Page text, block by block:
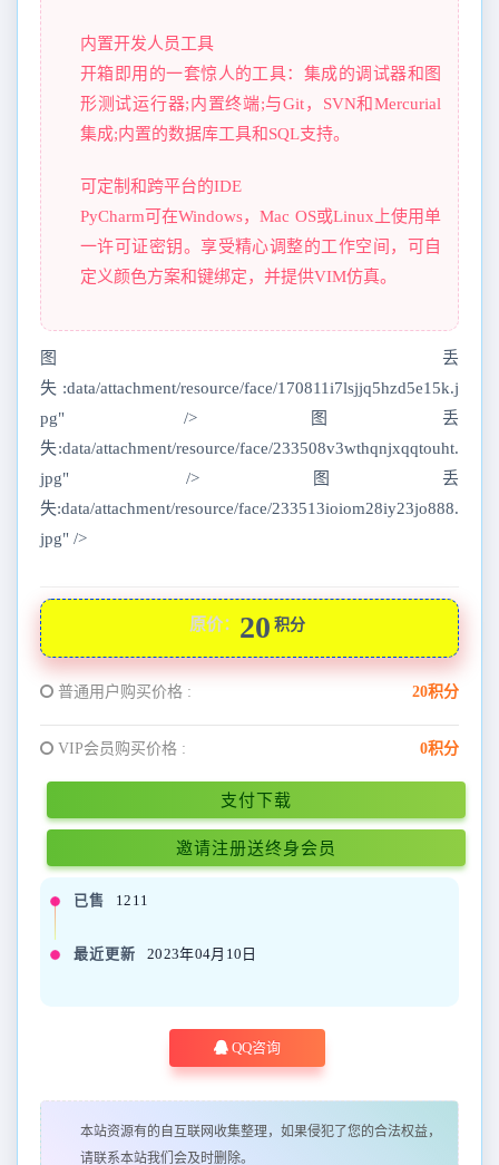
内置开发人员工具
开箱即用的一套惊人的工具：集成的调试器和图
形测试运行器;内置终端;与Git，SVN和Mercurial
集成;内置的数据库工具和SQL支持。
可定制和跨平台的IDE
PyCharm可在Windows，Mac OS或Linux上使用单
一许可证密钥。享受精心调整的工作空间，可自
定义颜色方案和键绑定，并提供VIM仿真。
图丢
失:data/attachment/resource/face/170811i7lsjjq5hzd5e15k.j
pg" />图丢
失:data/attachment/resource/face/233508v3wthqnjxqqtouht.
jpg" />图丢
失:data/attachment/resource/face/233513ioiom28iy23jo888.
jpg" />
原价： 20 积分
普通用户购买价格 : 20积分
VIP会员购买价格 : 0积分
支付下载
邀请注册送终身会员
已售 1211
最近更新 2023年04月10日
QQ咨询
本站资源有的自互联网收集整理，如果侵犯了您的合法权益，
请联系本站我们会及时删除。